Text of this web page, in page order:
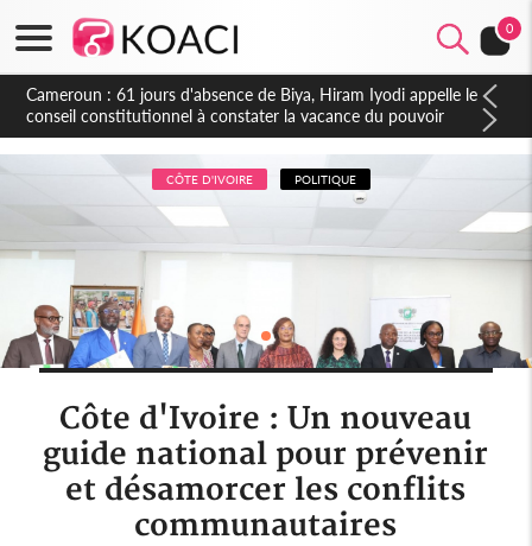
0
Côte d'Ivoire : Fin de la pagaille au PDCI-RDA, Lessiehi bannit
les mouvements sauvages
CÔTE D'IVOIRE POLITIQUE
Côte d'Ivoire : Un nouveau
guide national pour prévenir
et désamorcer les conflits
communautaires